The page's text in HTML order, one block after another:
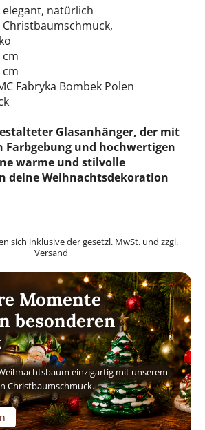
elegant, natürlich
Christbaumschmuck,
cm
cm
Fabryka Bombek Polen
Glasanhänger, der mit
Farbgebung und hochwertigen
warme und stilvolle
deine Weihnachtsdekoration
sich inklusive der gesetzl. MwSt. und zzgl.
Versand
Momente
besonderen
einzigartig mit unserem
Christbaumschmuck.